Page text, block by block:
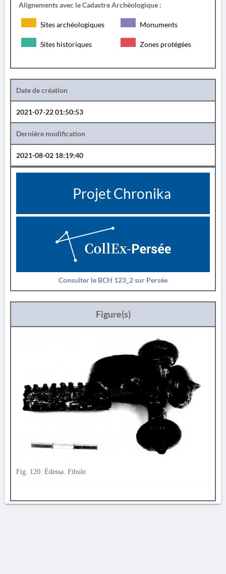
Alignements avec le Cadastre Archéologique :
Sites archéologiques Monuments
Sites historiques Zones protégées
Date de création
2021-07-22 01:50:53
Dernière modification
2021-08-02 18:19:40
Projet Chronika
Consulter le BCH 123_2 sur Persée
Figure(s)
Fig. 120. Édessa. Fibule